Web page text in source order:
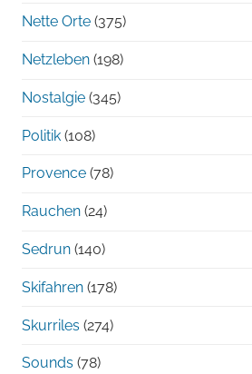
Nette Orte (375)
Netzleben (198)
Nostalgie (345)
Politik (108)
Provence (78)
Rauchen (24)
Sedrun (140)
Skifahren (178)
Skurriles (274)
Sounds (78)